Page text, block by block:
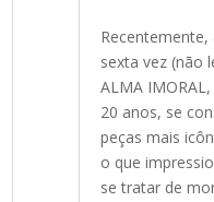
sexta vez (não
ALMA
20 anos, se
peças mais
o que
se tratar de